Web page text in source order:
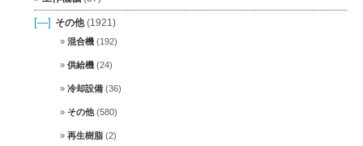
[—] その他(1921)
混合機 (192)
供給機 (24)
冷却設備 (36)
その他(580)
再生樹脂 (2)